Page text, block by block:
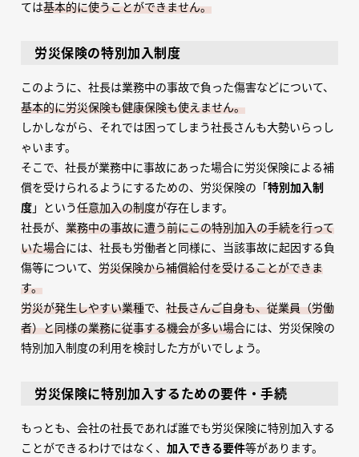
ては基本的に使うことができません。
労災保険の特別加入制度
このように、社長は業務中の事故で負った傷害などについて、
基本的に労災保険も健康保険も使えません。
しかしながら、それでは困ってしまう社長さんも大勢いらっし
ゃいます。
そこで、社長が業務中に事故にあった場合に労災保険による補
償を受けられるようにするための、労災保険の「特別加入制
度」という任意加入の制度が存在します。
社長が、 業務中の事故に遭う前にこの特別加入の手続を行って
いた場合には、社長も労働者と同様に、当該事故に起因する負
傷等について、 労災保険から補償給付を受けることができま
す。
労災が発生しやすい業種で、 社長さんご自身も、従業員（労働
者）と同様の業務に従事する機会が多い場合には、労災保険の
特別加入制度の利用を検討した方がいでしょう。
労災保険に特別加入するための要件・手続
もっとも、会社の社長であれば誰でも労災保険に特別加入する
ことができるわけではなく、 加入できる要件等があります。